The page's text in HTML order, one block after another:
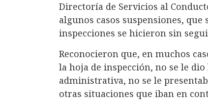
Directoría de Servicios al
algunos casos suspensiones,
inspecciones se hicieron sin
Reconocieron que, en muchos
la hoja de inspección, no se le
administrativa, no se le
otras situaciones que iban en